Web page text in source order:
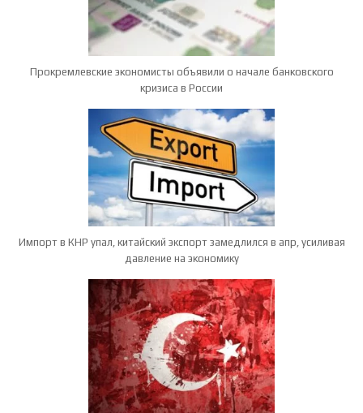
Прокремлевские экономисты объявили о начале банковского
кризиса в России
Импорт в КНР упал, китайский экспорт замедлился в апр, усиливая
давление на экономику